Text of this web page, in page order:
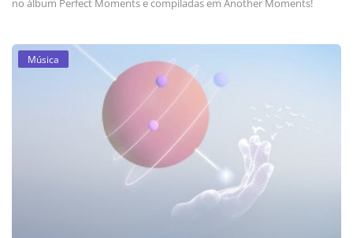
no álbum Perfect Moments e compiladas em Another Moments!
Música